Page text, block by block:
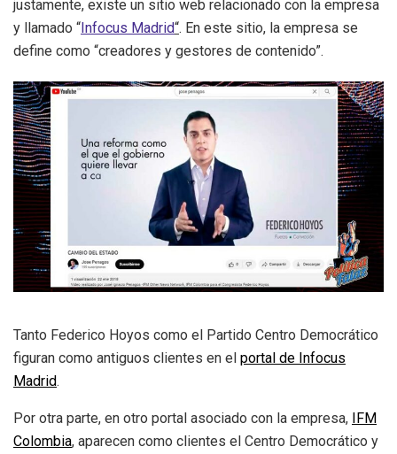
justamente, existe un sitio web relacionado con la empresa
y llamado “Infocus Madrid“. En este sitio, la empresa se
define como “creadores y gestores de contenido”.
Tanto Federico Hoyos como el Partido Centro Democrático
figuran como antiguos clientes en el portal de Infocus
Madrid.
Por otra parte, en otro portal asociado con la empresa, IFM
Colombia, aparecen como clientes el Centro Democrático y